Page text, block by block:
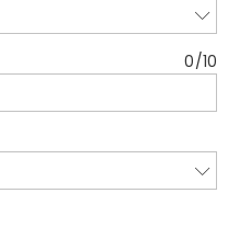
0/10